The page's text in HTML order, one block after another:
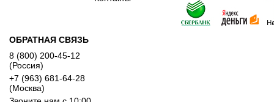
ОБРАТНАЯ СВЯЗЬ
8 (800) 200-45-12
(Россия)
+7 (963) 681-64-28
(Москва)